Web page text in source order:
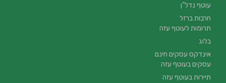
עוטף נדל”ן
חרבות ברזל
תרומות לעוטף עזה
בלוג
אינדקס עסקים חינם
עסקים בעוטף עזה
תיירות בעוטף עזה